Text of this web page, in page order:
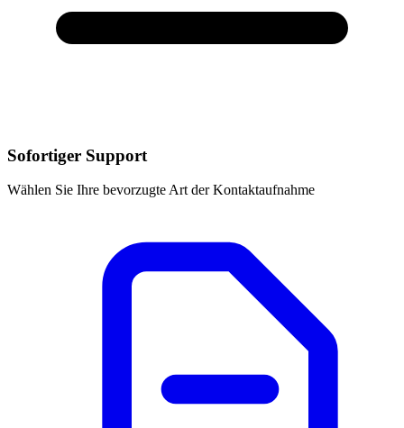
Sofortiger Support
Wählen Sie Ihre bevorzugte Art der Kontaktaufnahme